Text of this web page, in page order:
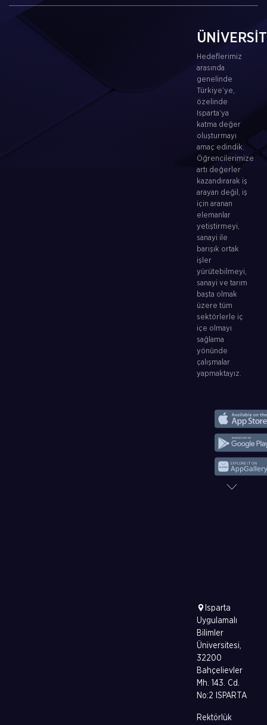
Hedeflerimiz
arasında
genelinde
Türkiye’ye,
özelinde
Isparta’ya
katma değer
oluşturmayı
amaç edindik.
Öğrencilerimize
artı değerler
kazandırarak iş
arayan değil, iş
için aranan
elemanlar
yetiştirmeyi,
sanayi ile
barışık ortak
işler
yürütebilmeyi,
sanayi ve tarım
başta olmak
üzere tüm
sektörlerle iç
içe olmayı
sağlama
yönünde
çalışmalar
yapmaktayız.
Isparta
Uygulamalı
Bilimler
Üniversitesi,
32200
Bahçelievler
Mh. 143. Cd.
No:2 ISPARTA
Rektörlük